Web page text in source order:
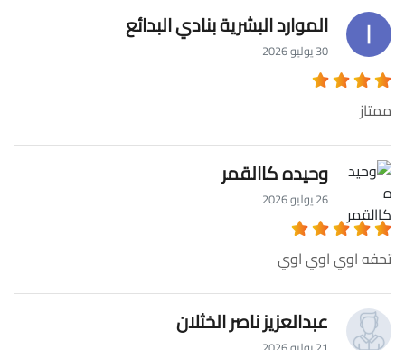
الموارد البشرية بنادي البدائع
30 يوليو 2026
ممتاز
وحيده كاالقمر
26 يوليو 2026
تحفه اوي اوي اوي
عبدالعزيز ناصر الخثلان